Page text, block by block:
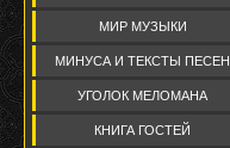
МИР МУЗЫКИ
МИНУСА И ТЕКСТЫ ПЕСЕН
УГОЛОК МЕЛОМАНА
КНИГА ГОСТЕЙ